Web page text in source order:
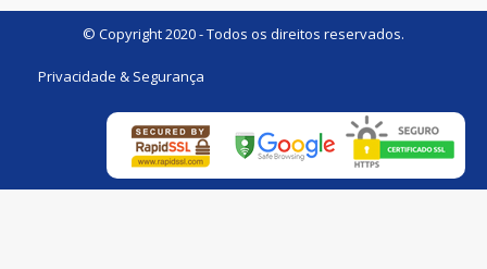
© Copyright 2020 - Todos os direitos reservados.
Privacidade & Segurança